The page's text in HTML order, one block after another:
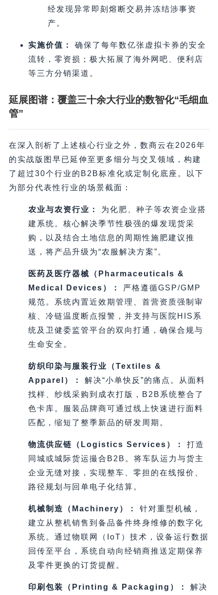
经发现异常即刻熔断交易并冻结涉事资
产。
实施价值：
确保了每年数亿张虚拟卡券的安全
流转，零资损；极大拓展了海外网吧、便利店
等三方分销渠道。
延展图谱：覆盖三十余大行业的数智化“毛细血
管”
在深入剖析了上述核心行业之外，数商云在2026年
的实战版图早已延伸至更多细分与交叉领域，构建
了超过30个行业的B2B标准化或定制化底座。以下
为部分代表性行业的场景截面：
农业与农资行业：
为化肥、种子等农资企业搭
建系统。核心解决季节性极强的爆发现货采
购，以及结合土地信息的周期性施肥建议推
送，将产品升级为“农服解决方案”。
医药及医疗器械（Pharmaceuticals &
Medical Devices）：
严格遵循GSP/GMP
规范。系统内置近效期管理、首营资质强制审
核、冷链温度断点报警，并支持与医院HIS系
统及卫健委监管平台的双向打通，确保合规与
生命安全。
纺织印染与服装行业（Textiles &
Apparel）：
解决“小单快反”的痛点。从面料
找样、纱线采购到成衣打版，B2B系统整合了
色卡库。服装品牌商可通过线上快速进行面料
匹配，缩短了整季新品的研发周期。
物流供应链（Logistics Services）：
打造
同城或城际货运撮合B2B。将车队运力与货主
企业无缝对接，实现整车、零担的在线报价、
路径规划与回单电子化结算。
机械制造（Machinery）：
针对重型机械，
建立从整机销售到备品备件终身维修的数字化
系统。通过物联网（IoT）技术，设备运行数据
回传至平台，系统自动向经销商推送定期保养
及零件更换的订货提醒。
印刷包装（Printing & Packaging）： 解决